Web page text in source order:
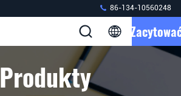
86-134-10560248
Produkty